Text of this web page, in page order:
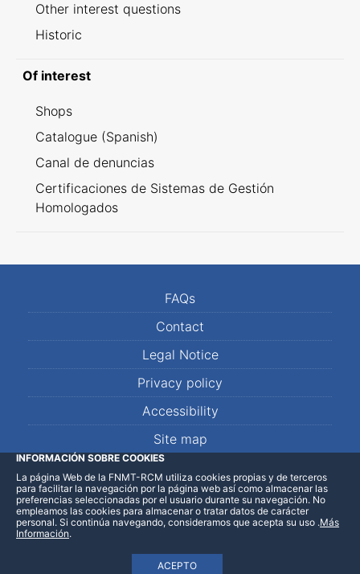
Other interest questions
Historic
Of interest
Shops
Catalogue (Spanish)
Canal de denuncias
Certificaciones de Sistemas de Gestión
Homologados
FAQs
Contact
Legal Notice
Privacy policy
Accessibility
Site map
LinkedInFacebookWhatsApp
INFORMACIÓN SOBRE COOKIES
La página Web de la FNMT-RCM utiliza cookies propias y de terceros
para facilitar la navegación por la página web así como almacenar las
preferencias seleccionadas por el usuario durante su navegación. No
empleamos las cookies para almacenar o tratar datos de carácter
personal. Si continúa navegando, consideramos que acepta su uso
ACEPTO
.Más
Información.